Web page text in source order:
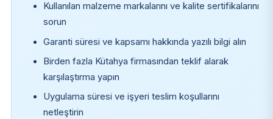
Kullanılan malzeme markalarını ve kalite sertifikalarını
sorun
Garanti süresi ve kapsamı hakkında yazılı bilgi alın
Birden fazla Kütahya firmasından teklif alarak
karşılaştırma yapın
Uygulama süresi ve işyeri teslim koşullarını
netleştirin